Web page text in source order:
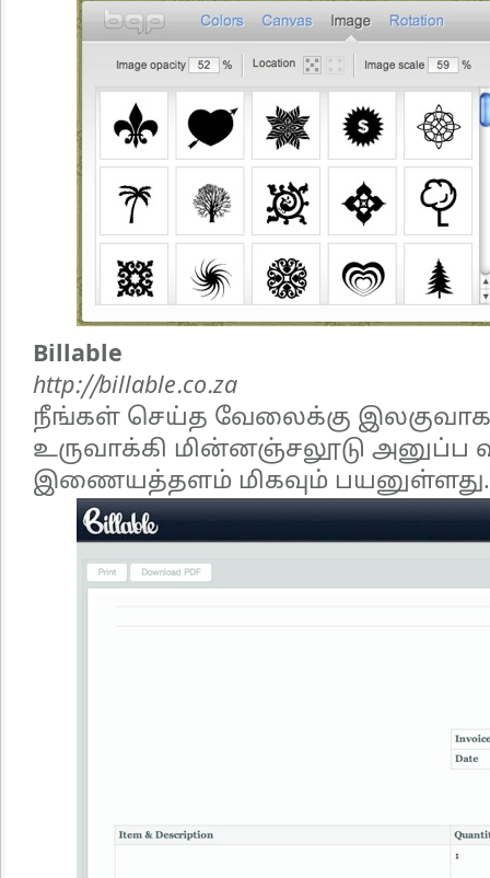
Billable
http://billable.co.za
நீங்கள் செய்த வேலைக்கு இலகுவாக
உருவாக்கி மின்னஞ்சலூடு அனுப்ப
இணையத்தளம் மிகவும் பயனுள்ளது.